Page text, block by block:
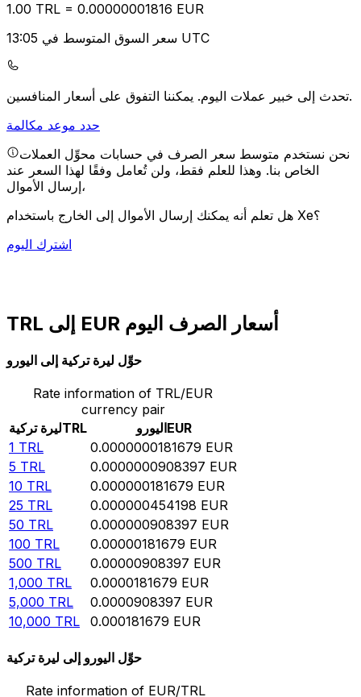
1.00 TRL = 0.00000001816 EUR
سعر السوق المتوسط في 13:05 UTC
تحدث إلى خبير عملات اليوم.يمكننا التفوق على أسعار المنافسين.
حدد موعد مكالمة
نحن نستخدم متوسط سعر الصرف في حسابات محوِّل العملات
الخاص بنا. وهذا للعلم فقط، ولن تُعامل وفقًا لهذا السعر عند
إرسال الأموال،
هل تعلم أنه يمكنك إرسال الأموال إلى الخارج باستخدام Xe؟
اشترك اليوم
TRL إلى EUR أسعار الصرف اليوم
حوِّل ليرة تركية إلى اليورو
Rate information of TRL/EUR
currency pair
ليرة تركيةTRL اليوروEUR
1 TRL 0.0000000181679 EUR
5 TRL 0.0000000908397 EUR
10 TRL 0.000000181679 EUR
25 TRL 0.000000454198 EUR
50 TRL 0.000000908397 EUR
100 TRL 0.00000181679 EUR
500 TRL 0.00000908397 EUR
1,000 TRL 0.0000181679 EUR
5,000 TRL 0.0000908397 EUR
10,000 TRL 0.000181679 EUR
حوِّل اليورو إلى ليرة تركية
Rate information of EUR/TRL